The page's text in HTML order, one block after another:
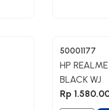
50001177
HP
BLACK WJ
Rp